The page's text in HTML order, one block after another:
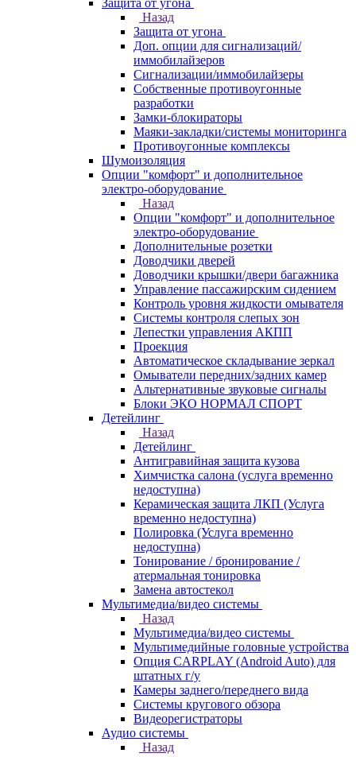
Защита от угона
Назад
Защита от угона
Доп. опции для сигнализаций/
иммобилайзеров
Сигнализации/иммобилайзеры
Собственные противоугонные
разработки
Замки-блокираторы
Маяки-закладки/системы мониторинга
Противоугонные комплексы
Шумоизоляция
Опции "комфорт" и дополнительное
электро-оборудование
Назад
Опции "комфорт" и дополнительное
электро-оборудование
Дополнительные розетки
Доводчики дверей
Доводчики крышки/двери багажника
Управление пассажирским сидением
Контроль уровня жидкости омывателя
Системы контроля слепых зон
Лепестки управления АКПП
Проекция
Автоматическое складывание зеркал
Омыватели передних/задних камер
Альтернативные звуковые сигналы
Блоки ЭКО НОРМАЛ СПОРТ
Детейлинг
Назад
Детейлинг
Антигравийная защита кузова
Химчистка салона (услуга временно
недоступна)
Керамическая защита ЛКП (Услуга
временно недоступна)
Полировка (Услуга временно
недоступна)
Тонирование / бронирование /
атермальная тонировка
Замена автостекол
Мультимедиа/видео системы
Назад
Мультимедиа/видео системы
Мультимедийные головные устройства
Опция CARPLAY (Android Auto) для
штатных г/у
Камеры заднего/переднего вида
Системы кругового обзора
Видеорегистраторы
Аудио системы
Назад